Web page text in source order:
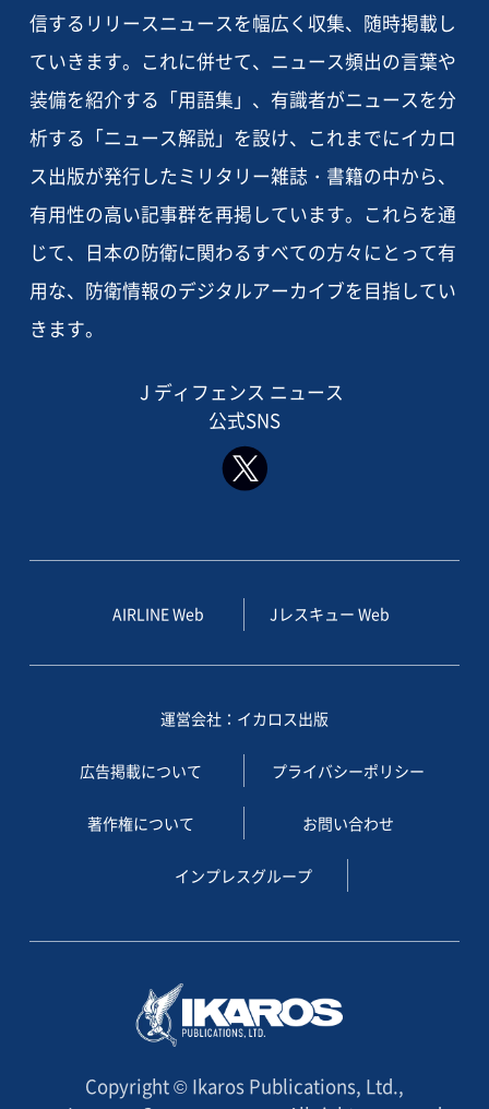
信するリリースニュースを幅広く収集、随時掲載し
ていきます。これに併せて、ニュース頻出の言葉や
装備を紹介する「用語集」、有識者がニュースを分
析する「ニュース解説」を設け、これまでにイカロ
ス出版が発行したミリタリー雑誌・書籍の中から、
有用性の高い記事群を再掲しています。これらを通
じて、日本の防衛に関わるすべての方々にとって有
用な、防衛情報のデジタルアーカイブを目指してい
きます。
J ディフェンス ニュース
公式SNS
AIRLINE Web Jレスキュー Web
運営会社：イカロス出版
広告掲載について プライバシーポリシー
著作権について お問い合わせ
インプレスグループ
Copyright © Ikaros Publications, Ltd.,